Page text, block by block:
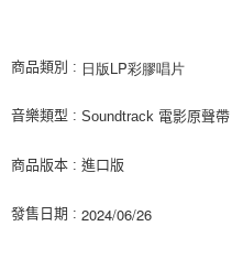
１．簡單：不需註冊會員、不需綁卡
１．於結帳方式選擇「AFTEE先享
３．收到繳費通知簡訊後14天內，
運送方式
全家取貨付款
每筆NT$60，滿NT$1,599(含以
商品類別 : 日版LP彩膠唱片
音樂類型 : Soundtrack 電影原聲帶
商品版本 : 進口版
發售日期 : 2024/06/26